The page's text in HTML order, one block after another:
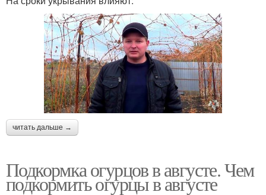
читать дальше →
Подкормка огурцов в августе. Чем
подкормить огурцы в августе